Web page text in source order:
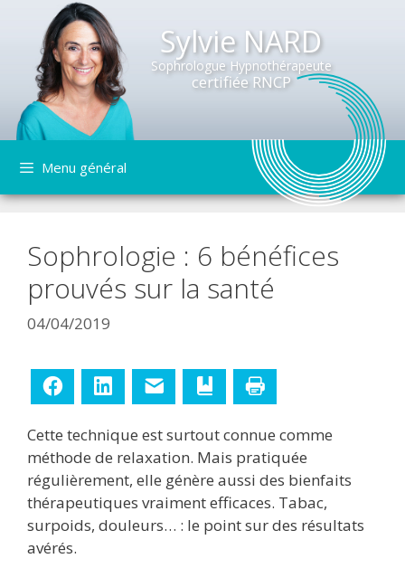
Sylvie NARD
Sophrologue Hypnothérapeute
certifiée RNCP
contenu
Menu général
Sophrologie : 6 bénéfices
prouvés sur la santé
04/04/2019
Facebook LinkedIn Ajouter aux favoris
Cette technique est surtout connue comme
méthode de relaxation. Mais pratiquée
régulièrement, elle génère aussi des bienfaits
thérapeutiques vraiment efficaces. Tabac,
surpoids, douleurs… : le point sur des résultats
avérés.